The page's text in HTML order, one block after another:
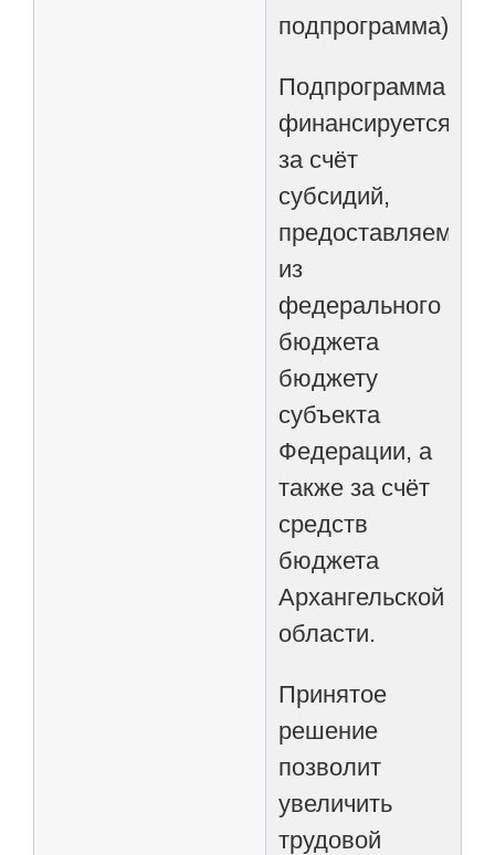
подпрограмма).
Подпрограмма
финансируется
за счёт
субсидий,
предоставляемых
из
федерального
бюджета
бюджету
субъекта
Федерации, а
также за счёт
средств
бюджета
Архангельской
области.
Принятое
решение
позволит
увеличить
трудовой